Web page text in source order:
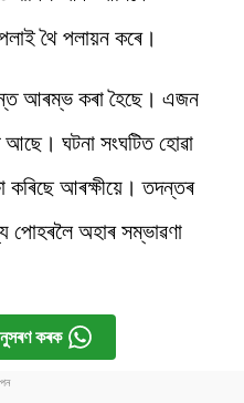
থৈ পলায়ন কৰে।
আৰম্ভ কৰা হৈছে। এজন
ঘটনা সংঘটিত হোৱা
কৰিছে আৰক্ষীয়ে। তদন্তৰ
অহাৰ সম্ভাৱণা
কৰক